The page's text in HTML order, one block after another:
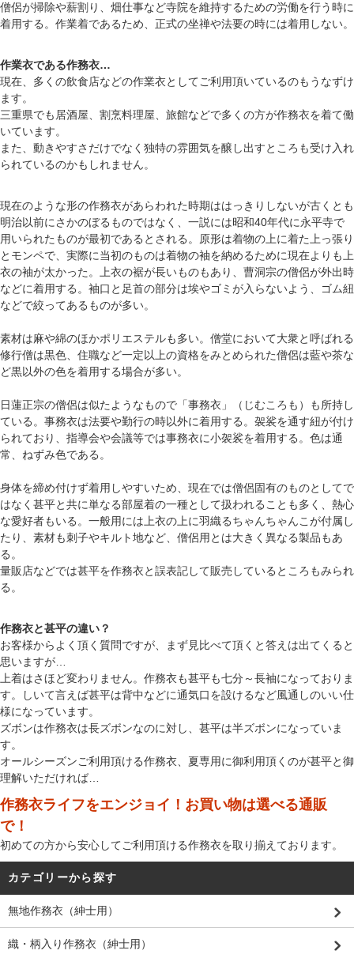
僧侶が掃除や薪割り、畑仕事など寺院を維持するための労働を行う時に
着用する。作業着であるため、正式の坐禅や法要の時には着用しない。
作業衣である作務衣…
現在、多くの飲食店などの作業衣としてご利用頂いているのもうなずけ
ます。
三重県でも居酒屋、割烹料理屋、旅館などで多くの方が作務衣を着て働
いています。
また、動きやすさだけでなく独特の雰囲気を醸し出すところも受け入れ
られているのかもしれません。
現在のような形の作務衣があらわれた時期ははっきりしないが古くとも
明治以前にさかのぼるものではなく、一説には昭和40年代に永平寺で
用いられたものが最初であるとされる。原形は着物の上に着た上っ張り
とモンペで、実際に当初のものは着物の袖を納めるために現在よりも上
衣の袖が太かった。上衣の裾が長いものもあり、曹洞宗の僧侶が外出時
などに着用する。袖口と足首の部分は埃やゴミが入らないよう、ゴム紐
などで絞ってあるものが多い。
素材は麻や綿のほかポリエステルも多い。僧堂において大衆と呼ばれる
修行僧は黒色、住職など一定以上の資格をみとめられた僧侶は藍や茶な
ど黒以外の色を着用する場合が多い。
日蓮正宗の僧侶は似たようなもので「事務衣」（じむころも）も所持し
ている。事務衣は法要や勤行の時以外に着用する。袈裟を通す紐が付け
られており、指導会や会議等では事務衣に小袈裟を着用する。色は通
常、ねずみ色である。
身体を締め付けず着用しやすいため、現在では僧侶固有のものとしてで
はなく甚平と共に単なる部屋着の一種として扱われることも多く、熱心
な愛好者もいる。一般用には上衣の上に羽織るちゃんちゃんこが付属し
たり、素材も刺子やキルト地など、僧侶用とは大きく異なる製品もあ
る。
量販店などでは甚平を作務衣と誤表記して販売しているところもみられ
る。
作務衣と甚平の違い？
お客様からよく頂く質問ですが、まず見比べて頂くと答えは出てくると
思いますが…
上着はさほど変わりません。作務衣も甚平も七分～長袖になっておりま
す。しいて言えば甚平は背中などに通気口を設けるなど風通しのいい仕
様になっています。
ズボンは作務衣は長ズボンなのに対し、甚平は半ズボンになっていま
す。
オールシーズンご利用頂ける作務衣、夏専用に御利用頂くのが甚平と御
理解いただければ…
作務衣ライフをエンジョイ！お買い物は選べる通販
で！
初めての方から安心してご利用頂ける作務衣を取り揃えております。
カテゴリーから探す
無地作務衣（紳士用）
織・柄入り作務衣（紳士用）